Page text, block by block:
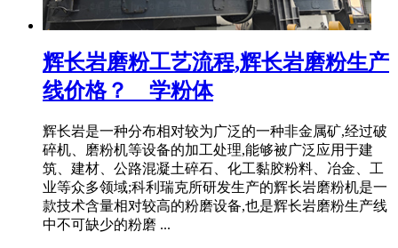
辉长岩磨粉工艺流程,辉长岩磨粉生产
线价格？ _ 学粉体
辉长岩是一种分布相对较为广泛的一种非金属矿,经过破
碎机、磨粉机等设备的加工处理,能够被广泛应用于建
筑、建材、公路混凝土碎石、化工黏胶粉料、冶金、工
业等众多领域;科利瑞克所研发生产的辉长岩磨粉机是一
款技术含量相对较高的粉磨设备,也是辉长岩磨粉生产线
中不可缺少的粉磨 ...